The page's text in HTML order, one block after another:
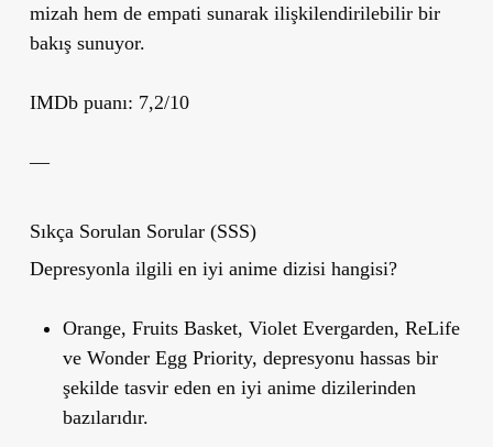
mizah hem de empati sunarak ilişkilendirilebilir bir
bakış sunuyor.
IMDb puanı: 7,2/10
—
Sıkça Sorulan Sorular (SSS)
Depresyonla ilgili en iyi anime dizisi hangisi?
Orange, Fruits Basket, Violet Evergarden, ReLife
ve Wonder Egg Priority, depresyonu hassas bir
şekilde tasvir eden en iyi anime dizilerinden
bazılarıdır.